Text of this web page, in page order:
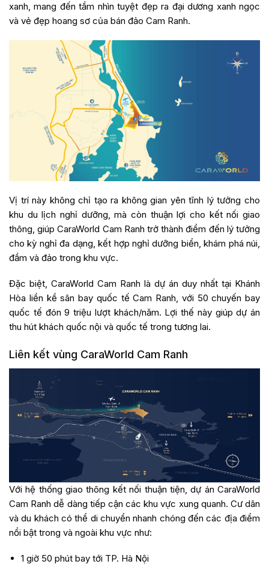
xanh, mang đến tầm nhìn tuyệt đẹp ra đại dương xanh ngọc
và vẻ đẹp hoang sơ của bán đảo Cam Ranh.
Vị trí này không chỉ tạo ra không gian yên tĩnh lý tưởng cho
khu du lịch nghỉ dưỡng, mà còn thuận lợi cho kết nối giao
thông, giúp CaraWorld Cam Ranh trở thành điểm đến lý tưởng
cho kỳ nghỉ đa dạng, kết hợp nghỉ dưỡng biển, khám phá núi,
đầm và đảo trong khu vực.
Đặc biệt, CaraWorld Cam Ranh là dự án duy nhất tại Khánh
Hòa liền kề sân bay quốc tế Cam Ranh, với 50 chuyến bay
quốc tế đón 9 triệu lượt khách/năm. Lợi thế này giúp dự án
thu hút khách quốc nội và quốc tế trong tương lai.
Liên kết vùng CaraWorld Cam Ranh
Với hệ thống giao thông kết nối thuận tiện, dự án CaraWorld
Cam Ranh dễ dàng tiếp cận các khu vực xung quanh. Cư dân
và du khách có thể di chuyển nhanh chóng đến các địa điểm
nổi bật trong và ngoài khu vực như:
1 giờ 50 phút bay tới TP. Hà Nội